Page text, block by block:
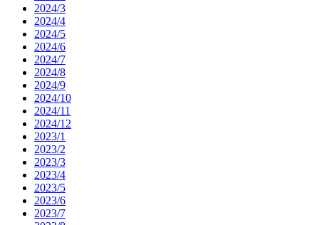
2024/3
2024/4
2024/5
2024/6
2024/7
2024/8
2024/9
2024/10
2024/11
2024/12
2023/1
2023/2
2023/3
2023/4
2023/5
2023/6
2023/7